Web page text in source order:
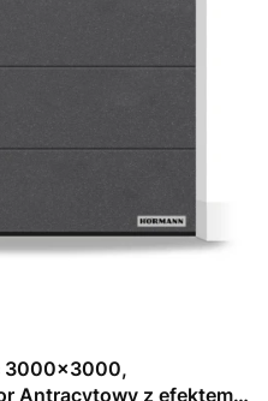
3000x3000,
Antracytowy z efektem